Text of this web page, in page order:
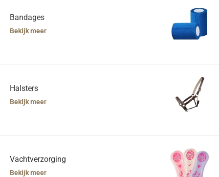
Bandages
Bekijk meer
Halsters
Bekijk meer
Vachtverzorging
Bekijk meer